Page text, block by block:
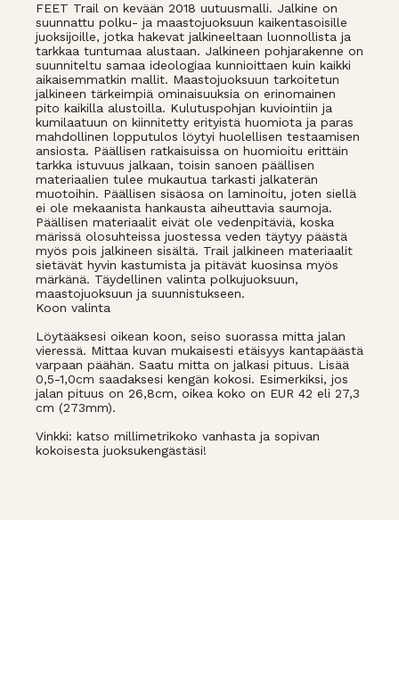
FEET Trail on kevään 2018 uutuusmalli. Jalkine on
suunnattu polku- ja maastojuoksuun kaikentasoisille
juoksijoille, jotka hakevat jalkineeltaan luonnollista ja
tarkkaa tuntumaa alustaan. Jalkineen pohjarakenne on
suunniteltu samaa ideologiaa kunnioittaen kuin kaikki
aikaisemmatkin mallit. Maastojuoksuun tarkoitetun
jalkineen tärkeimpiä ominaisuuksia on erinomainen
pito kaikilla alustoilla. Kulutuspohjan kuviointiin ja
kumilaatuun on kiinnitetty erityistä huomiota ja paras
mahdollinen lopputulos löytyi huolellisen testaamisen
ansiosta. Päällisen ratkaisuissa on huomioitu erittäin
tarkka istuvuus jalkaan, toisin sanoen päällisen
materiaalien tulee mukautua tarkasti jalkaterän
muotoihin. Päällisen sisäosa on laminoitu, joten siellä
ei ole mekaanista hankausta aiheuttavia saumoja.
Päällisen materiaalit eivät ole vedenpitäviä, koska
märissä olosuhteissa juostessa veden täytyy päästä
myös pois jalkineen sisältä. Trail jalkineen materiaalit
sietävät hyvin kastumista ja pitävät kuosinsa myös
märkänä. Täydellinen valinta polkujuoksuun,
maastojuoksuun ja suunnistukseen.
Koon valinta
Löytääksesi oikean koon, seiso suorassa mitta jalan
vieressä. Mittaa kuvan mukaisesti etäisyys kantapäästä
varpaan päähän. Saatu mitta on jalkasi pituus. Lisää
0,5-1,0cm saadaksesi kengän kokosi. Esimerkiksi, jos
jalan pituus on 26,8cm, oikea koko on EUR 42 eli 27,3
cm (273mm).
Vinkki: katso millimetrikoko vanhasta ja sopivan
kokoisesta juoksukengästäsi!